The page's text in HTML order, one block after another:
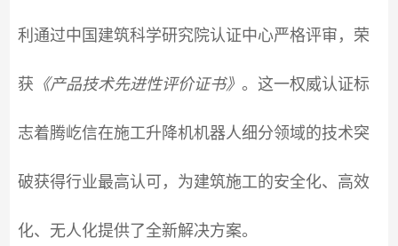
利通过中国建筑科学研究院认证中心严格评审，荣
获 《产品技术先进性评价证书》 。这一权威认证标
志着腾屹信在施工升降机机器人细分领域的技术突
破获得行业最高认可，为建筑施工的安全化、高效
化、无人化提供了全新解决方案。